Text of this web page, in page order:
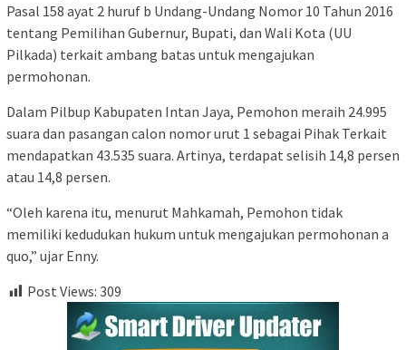
Pasal 158 ayat 2 huruf b Undang-Undang Nomor 10 Tahun 2016
tentang Pemilihan Gubernur, Bupati, dan Wali Kota (UU
Pilkada) terkait ambang batas untuk mengajukan
permohonan.
Dalam Pilbup Kabupaten Intan Jaya, Pemohon meraih 24.995
suara dan pasangan calon nomor urut 1 sebagai Pihak Terkait
mendapatkan 43.535 suara. Artinya, terdapat selisih 14,8 persen
atau 14,8 persen.
“Oleh karena itu, menurut Mahkamah, Pemohon tidak
memiliki kedudukan hukum untuk mengajukan permohonan a
quo,” ujar Enny.
Post Views: 309